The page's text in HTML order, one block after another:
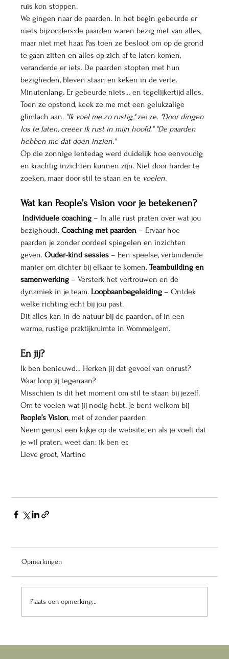
ruis kon stoppen.
We gingen naar de paarden. In het begin gebeurde er
niets bijzonders:de paarden waren bezig met van alles,
maar niet met haar. Pas toen ze besloot om op de grond
te gaan zitten en alles op zich af te laten komen,
veranderde er iets. De paarden stopten met hun
bezigheden, bleven staan en keken in de verte.
Minutenlang. Er gebeurde niets… en tegelijkertijd alles.
Toen ze opstond, keek ze me met een gelukzalige
glimlach aan. "Ik voel me zo rustig," zei ze. "Door dingen
los te laten, creëer ik rust in mijn hoofd." "De paarden
hebben me dat doen inzien."
Op die zonnige lentedag werd duidelijk hoe eenvoudig
en krachtig inzichten kunnen zijn. Niet door harder te
zoeken, maar door stil te staan en te voelen.
Wat kan People’s Vision voor je betekenen?
Individuele coaching – In alle rust praten over wat jou
bezighoudt. Coaching met paarden – Ervaar hoe
paarden je zonder oordeel spiegelen en inzichten
geven. Ouder-kind sessies – Een speelse, verbindende
manier om dichter bij elkaar te komen. Teambuilding en
samenwerking – Versterk het vertrouwen en de
dynamiek in je team. Loopbaanbegeleiding – Ontdek
welke richting écht bij jou past.
Dit alles kan in de natuur bij de paarden, of in een
warme, rustige praktijkruimte in Wommelgem.
En jij?
Ik ben benieuwd… Herken jij dat gevoel van onrust?
Waar loop jij tegenaan?
Misschien is dit hét moment om stil te staan bij jezelf.
Om te voelen wat jij nodig hebt. Je bent welkom bij
People’s Vision, met of zonder paarden.
Neem gerust een kijkje op de website, en als je voelt dat
je wil praten, weet dan: ik ben er.
Lieve groet, Martine
Opmerkingen
Plaats een opmerking...